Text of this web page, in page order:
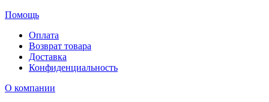
Помощь
Оплата
Возврат товара
Доставка
Конфиденциальность
О компании